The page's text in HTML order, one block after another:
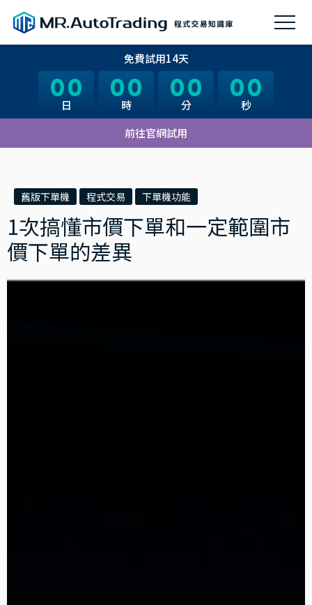
00
日 00
時 00
分 00
秒
前往官網試用
免費試用14天
00
日 00
時 00
分 00
秒
舊版下單機 程式交易 下單機功能
1次搞懂市價下單和一定範圍市
價下單的差異